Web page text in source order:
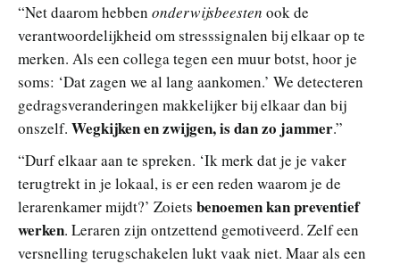
“Net daarom hebben onderwijsbeesten ook de
verantwoordelijkheid om stresssignalen bij elkaar op te
merken. Als een collega tegen een muur botst, hoor je
soms: ‘Dat zagen we al lang aankomen.’ We detecteren
gedragsveranderingen makkelijker bij elkaar dan bij
onszelf. Wegkijken en zwijgen, is dan zo jammer.”
“Durf elkaar aan te spreken. ‘Ik merk dat je je vaker
terugtrekt in je lokaal, is er een reden waarom je de
lerarenkamer mijdt?’ Zoiets benoemen kan preventief
werken. Leraren zijn ontzettend gemotiveerd. Zelf een
versnelling terugschakelen lukt vaak niet. Maar als een